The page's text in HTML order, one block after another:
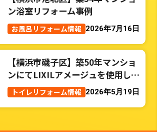
ン浴室リフォーム事例
お風呂リフォーム情報 2026年7月16日
【横浜市磯子区】築50年マンショ
ンにてLIXILアメージュを使用した
トイレリフォーム事例
トイレリフォーム情報 2026年5月19日